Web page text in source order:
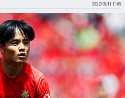
2022/05/11 11:05